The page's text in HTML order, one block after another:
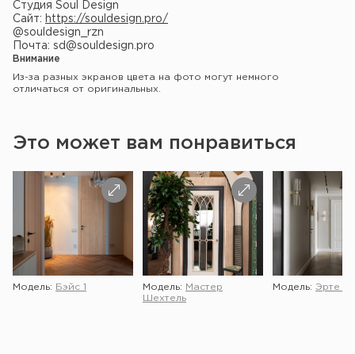
Студия Soul Design
Сайт: https://souldesign.pro/
@souldesign_rzn
Почта: sd@souldesign.pro
Внимание
Из-за разных экранов цвета на фото могут немного
отличаться от оригинальных.
Это может вам понравиться
Модель: Бэйс 1 Модель:
Мастер
Шехтель
Модель: Эрте 2